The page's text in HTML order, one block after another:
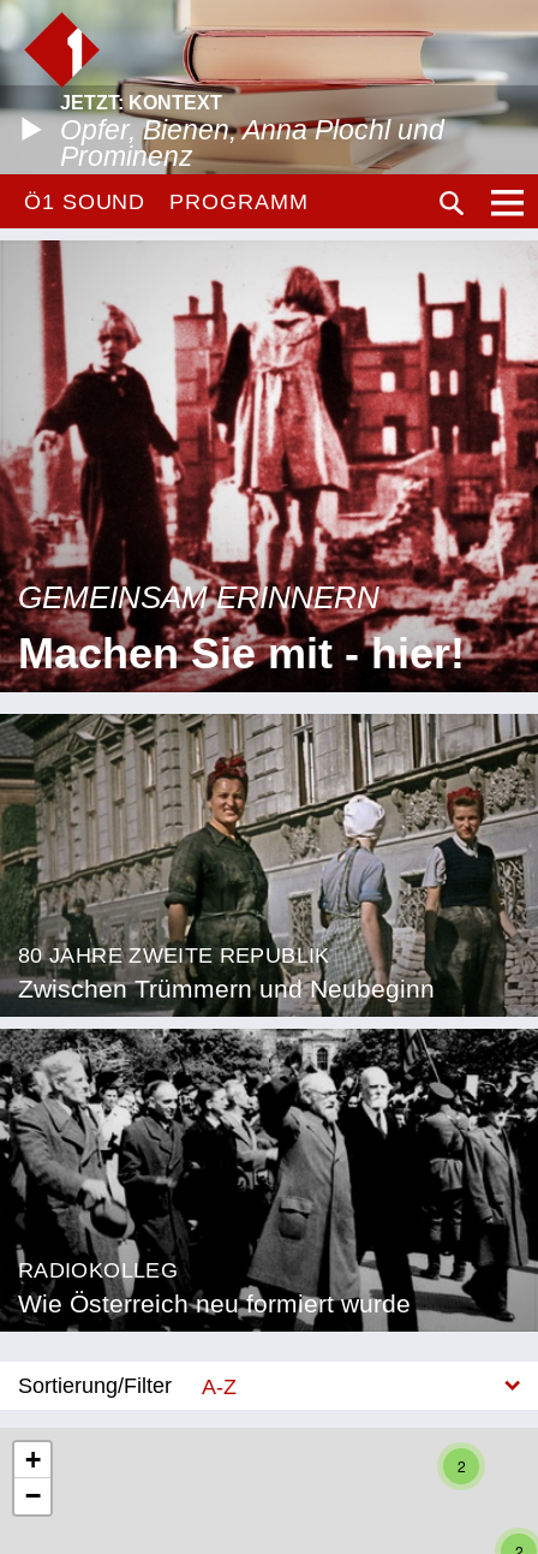
JETZT: KONTEXT
Opfer, Bienen, Anna Plochl und
Prominenz
Ö1 SOUND PROGRAMM
GEMEINSAM ERINNERN
Machen Sie mit - hier!
80 JAHRE ZWEITE REPUBLIK
Zwischen Trümmern und Neubeginn
RADIOKOLLEG
Wie Österreich neu formiert wurde
Sortierung/Filter
A-Z
2
+
−